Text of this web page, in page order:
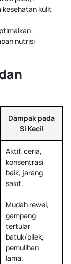
kulit
nutrisi
Dampak pada
Si Kecil
Aktif, ceria,
konsentrasi
baik, jarang
sakit.
Mudah rewel,
gampang
tertular
batuk/pilek,
pemulihan
lama.